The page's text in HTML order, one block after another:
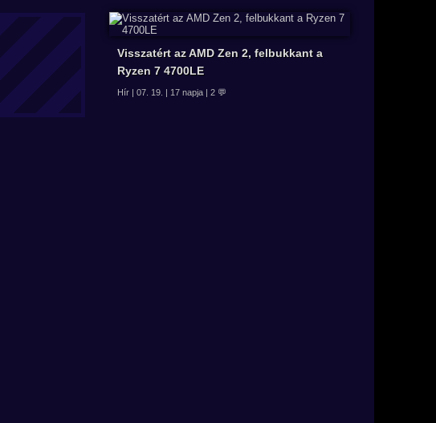
Visszatért az AMD Zen 2, felbukkant a
Ryzen 7 4700LE
Hír | 07. 19. | 17 napja | 2 💬